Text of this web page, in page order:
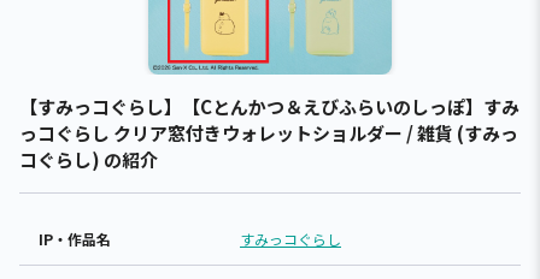
【すみっコぐらし】【Cとんかつ＆えびふらいのしっぽ】すみ
っコぐらし クリア窓付きウォレットショルダー / 雑貨 (すみっ
コぐらし) の紹介
IP・作品名 すみっコぐらし